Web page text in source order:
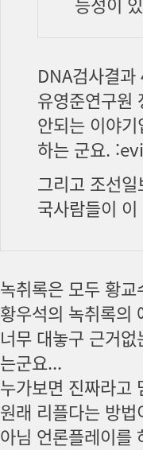
DNA검사결
유영준연구원
안되는 이야
하는 군요.
그리고 조선
국사람들이
녹취록은 모두 황
황우석의 녹취록의
너무 대놓구 근거
는군요...
누가보면 진짜라고
원래 리플다는 방
아님 언론플레이를